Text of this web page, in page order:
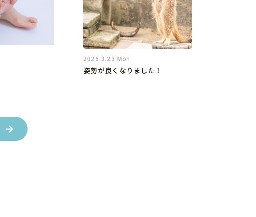
2026.3.23 Mon
姿勢が良くなりました！